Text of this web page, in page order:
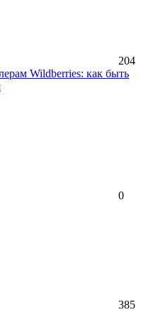
204
Wildberries: как быть
0
385